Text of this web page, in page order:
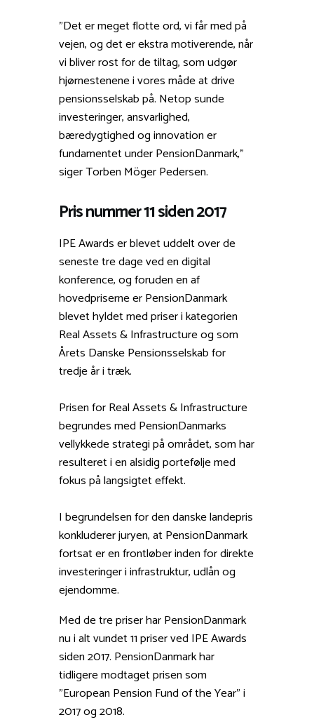
”Det er meget flotte ord, vi får med på
vejen, og det er ekstra motiverende, når
vi bliver rost for de tiltag, som udgør
hjørnestenene i vores måde at drive
pensionsselskab på. Netop sunde
investeringer, ansvarlighed,
bæredygtighed og innovation er
fundamentet under PensionDanmark,”
siger Torben Möger Pedersen.
Pris nummer 11 siden 2017
IPE Awards er blevet uddelt over de
seneste tre dage ved en digital
konference, og foruden en af
hovedpriserne er PensionDanmark
blevet hyldet med priser i kategorien
Real Assets & Infrastructure og som
Årets Danske Pensionsselskab for
tredje år i træk.
Prisen for Real Assets & Infrastructure
begrundes med PensionDanmarks
vellykkede strategi på området, som har
resulteret i en alsidig portefølje med
fokus på langsigtet effekt.
I begrundelsen for den danske landepris
konkluderer juryen, at PensionDanmark
fortsat er en frontløber inden for direkte
investeringer i infrastruktur, udlån og
ejendomme.
Med de tre priser har PensionDanmark
nu i alt vundet 11 priser ved IPE Awards
siden 2017. PensionDanmark har
tidligere modtaget prisen som
”European Pension Fund of the Year” i
2017 og 2018.